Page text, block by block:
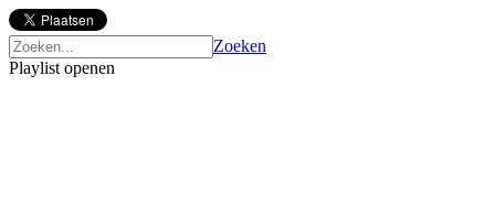
Zoeken
Playlist openen